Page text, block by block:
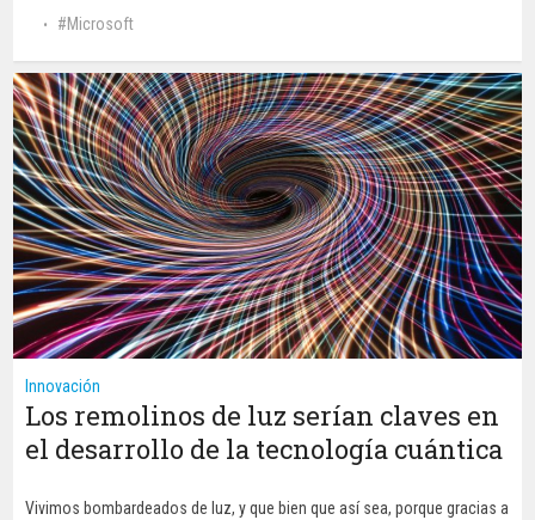
Microsoft
Innovación
Los remolinos de luz serían claves en
el desarrollo de la tecnología cuántica
Vivimos bombardeados de luz, y que bien que así sea, porque gracias a